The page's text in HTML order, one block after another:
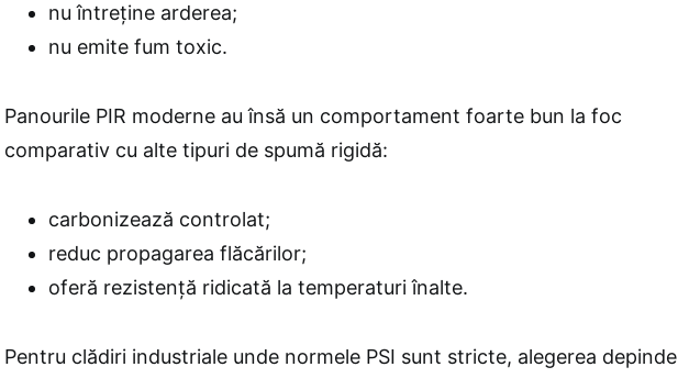
nu întreține arderea;
nu emite fum toxic.
Panourile PIR moderne au însă un comportament foarte bun la foc
comparativ cu alte tipuri de spumă rigidă:
carbonizează controlat;
reduc propagarea flăcărilor;
oferă rezistență ridicată la temperaturi înalte.
Pentru clădiri industriale unde normele PSI sunt stricte, alegerea depinde